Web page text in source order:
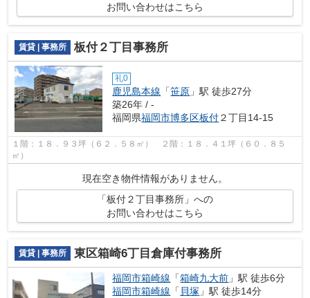
お問い合わせはこちら
賃貸 | 事務所 板付２丁目事務所
礼0
鹿児島本線 「笹原 」駅 徒歩27分
築26年 / -
福岡県福岡市博多区板付２丁目14-15
１階：１８．９３坪（６２．５８㎡） ２階：１８．４１坪（６０．８５
㎡）
現在空き物件情報がありません。
「板付２丁目事務所」への
お問い合わせはこちら
賃貸 | 事務所 東区箱崎6丁目倉庫付事務所
福岡市箱崎線 「箱崎九大前 」駅 徒歩6分
福岡市箱崎線 「 貝塚 」駅 徒歩14分